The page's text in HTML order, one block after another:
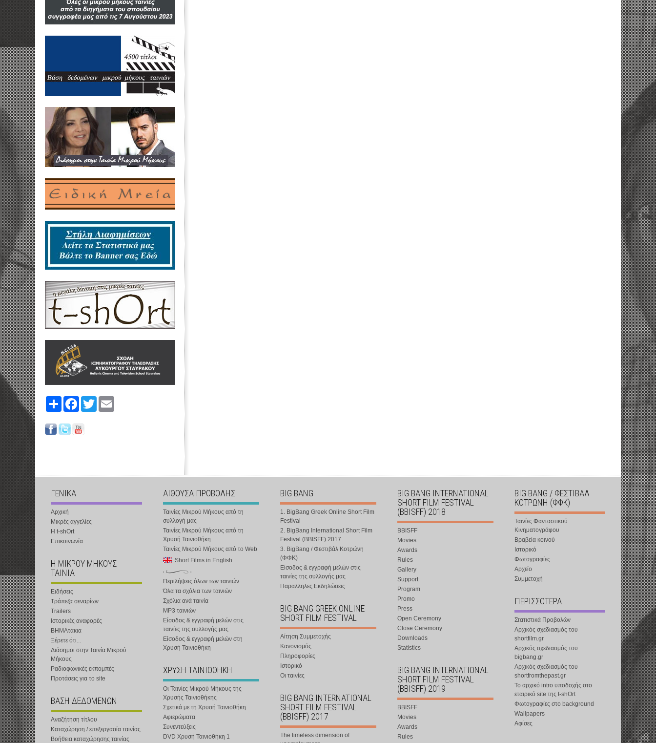
Share FacebookTwitter
ΓΕΝΙΚΑ
Αρχική
Μικρές αγγελίες
Η t-shOrt
Επικοινωνία
Η ΜΙΚΡΟΥ ΜΗΚΟΥΣ
ΤΑΙΝΙΑ
Ειδήσεις
Τράπεζα σεναρίων
Trailers
Ιστορικές αναφορές
ΒΗΜΑτάκια
Ξέρετε ότι...
Διάσημοι στην Ταινία Μικρού
Μήκους
Ραδιοφωνικές εκπομπές
Προτάσεις για το site
ΒΑΣΗ ΔΕΔΟΜΕΝΩΝ
Αναζήτηση τίτλου
Καταχώρηση / επεξεργασία ταινίας
Βοήθεια καταχώρησης ταινίας
ΑΙΘΟΥΣΑ ΠΡΟΒΟΛΗΣ
Ταινίες Μικρού Μήκους από τη
συλλογή μας
Ταινίες Μικρού Μήκους από τη
Χρυσή Ταινιοθήκη
Ταινίες Μικρού Μήκους από το Web
Short Films in English
Περιλήψεις όλων των ταινιών
Όλα τα σχόλια των ταινιών
Σχόλια ανά ταινία
MP3 ταινιών
Είσοδος & εγγραφή μελών στις
ταινίες της συλλογής μας
Είσοδος & εγγραφή μελών στη
Χρυσή Ταινιοθήκη
ΧΡΥΣΗ ΤΑΙΝΙΟΘΗΚΗ
Οι Ταινίες Μικρού Μήκους της
Χρυσής Ταινιοθήκης
Σχετικά με τη Χρυσή Ταινιοθήκη
Αφιερώματα
Συνεντεύξεις
DVD Χρυσή Ταινιοθήκη 1
BIG BANG
1. BigBang Greek Online Short Film
Festival
2. BigBang International Short Film
Festival (BBISFF) 2017
3. BigBang / Φεστιβάλ Κοτρώνη
(ΦΦΚ)
Είσοδος & εγγραφή μελών στις
ταινίες της συλλογής μας
Παραλληλες Εκδηλώσεις
BIG BANG GREEK ONLINE
SHORT FILM FESTIVAL
Αίτηση Συμμετοχής
Κανονισμός
Πληροφορίες
Ιστορικό
Οι ταινίες
BIG BANG INTERNATIONAL
SHORT FILM FESTIVAL
(BBISFF) 2017
The timeless dimension of
BIG BANG INTERNATIONAL
SHORT FILM FESTIVAL
(BBISFF) 2018
BBISFF
Movies
Awards
Rules
Gallery
Support
Program
Promo
Press
Open Ceremony
Close Ceremony
Downloads
Statistics
BIG BANG INTERNATIONAL
SHORT FILM FESTIVAL
(BBISFF) 2019
BBISFF
Movies
Awards
Rules
BIG BANG / ΦΕΣΤΙΒΑΛ
ΚΟΤΡΩΝΗ (ΦΦΚ)
Ταινίες Φανταστικού
Κινηματογράφου
Βραβεία κοινού
Ιστορικό
Φωτογραφίες
Αρχείο
Συμμετοχή
ΠΕΡΙΣΣΟΤΕΡΑ
Στατιστικά Προβολών
Αρχικός σχεδιασμός του
shortfilm.gr
Αρχικός σχεδιασμός του
bigbang.gr
Αρχικός σχεδιασμός του
shortfromthepast.gr
Το αρχικό intro υποδοχής στο
εταιρικό site της t-shOrt
Φωτογραφίες στο background
Wallpapers
Αφίσες